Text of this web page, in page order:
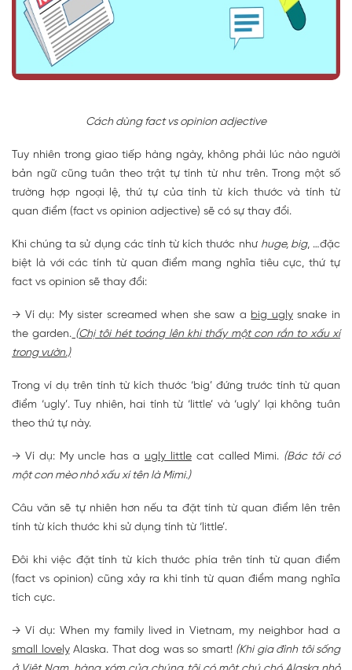
Cách dùng fact vs opinion adjective
Tuy nhiên trong giao tiếp hàng ngày, không phải lúc nào người
bản ngữ cũng tuân theo trật tự tính từ như trên. Trong một số
trường hợp ngoại lệ, thứ tự của tính từ kích thước và tính từ
quan điểm (fact vs opinion adjective) sẽ có sự thay đổi.
Khi chúng ta sử dụng các tính từ kích thước như huge, big, …đặc
biệt là với các tính từ quan điểm mang nghĩa tiêu cực, thứ tự
fact vs opinion sẽ thay đổi:
→ Ví dụ: My sister screamed when she saw a big uglysnake in
the garden. (Chị tôi hét toáng lên khi thấy một con rắn to xấu xí
trong vườn.)
Trong ví dụ trên tính từ kích thước ‘big’ đứng trước tính từ quan
điểm ‘ugly’. Tuy nhiên, hai tính từ ‘little’ và ‘ugly’ lại không tuân
theo thứ tự này.
→ Ví dụ: My uncle has a ugly littlecat called Mimi. (Bác tôi có
một con mèo nhỏ xấu xí tên là Mimi.)
Câu văn sẽ tự nhiên hơn nếu ta đặt tính từ quan điểm lên trên
tính từ kích thước khi sử dụng tính từ ‘little’.
Đôi khi việc đặt tính từ kích thước phía trên tính từ quan điểm
(fact vs opinion) cũng xảy ra khi tính từ quan điểm mang nghĩa
tích cực.
→ Ví dụ: When my family lived in Vietnam, my neighbor had a
small lovelyAlaska. That dog was so smart! (Khi gia đình tôi sống